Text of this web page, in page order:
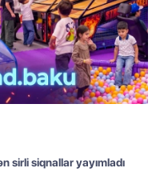
sirli siqnallar yayımladı